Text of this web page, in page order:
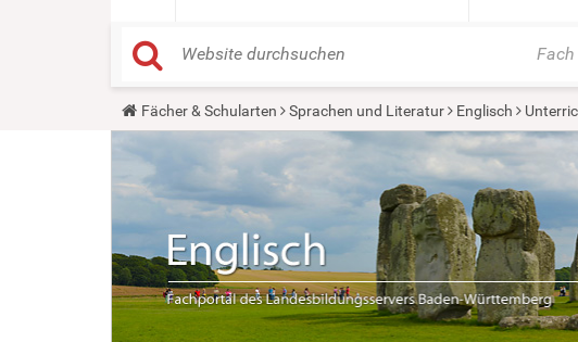
Y
o
r
e
r
e
:
Fächer & Schularten Sprachen und Literatur Englisch